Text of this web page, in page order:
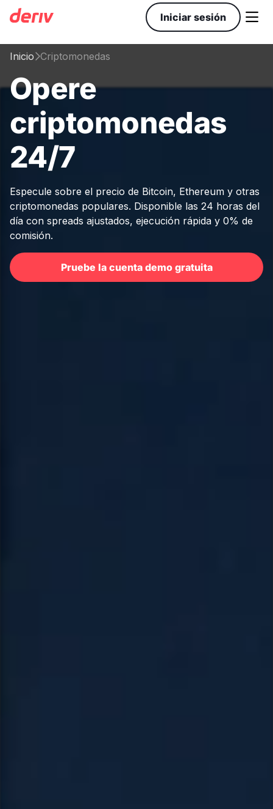
Iniciar sesión 
InicioCriptomonedas
Opere
criptomonedas
24/7
Especule sobre el precio de Bitcoin, Ethereum y otras
criptomonedas populares. Disponible las 24 horas del
día con spreads ajustados, ejecución rápida y 0% de
comisión.
Pruebe la cuenta demo gratuita